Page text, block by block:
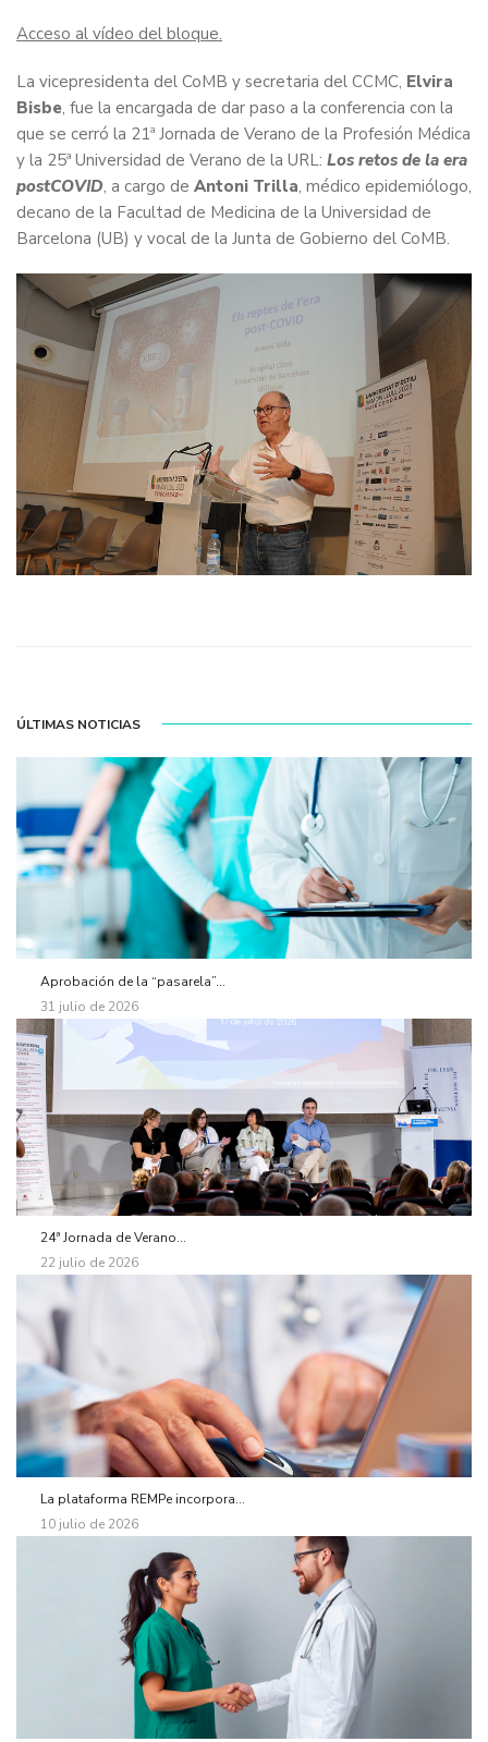
Acceso al vídeo del bloque.
La vicepresidenta del CoMB y secretaria del CCMC, Elvira
Bisbe, fue la encargada de dar paso a la conferencia con la
que se cerró la 21ª Jornada de Verano de la Profesión Médica
y la 25ª Universidad de Verano de la URL: Los retos de la era
postCOVID, a cargo de Antoni Trilla, médico epidemiólogo,
decano de la Facultad de Medicina de la Universidad de
Barcelona (UB) y vocal de la Junta de Gobierno del CoMB.
ÚLTIMAS NOTICIAS
Aprobación de la “pasarela”...
31 julio de 2026
24ª Jornada de Verano...
22 julio de 2026
La plataforma REMPe incorpora...
10 julio de 2026